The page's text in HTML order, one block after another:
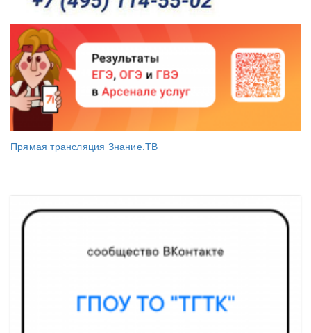
Прямая трансляция Знание.ТВ